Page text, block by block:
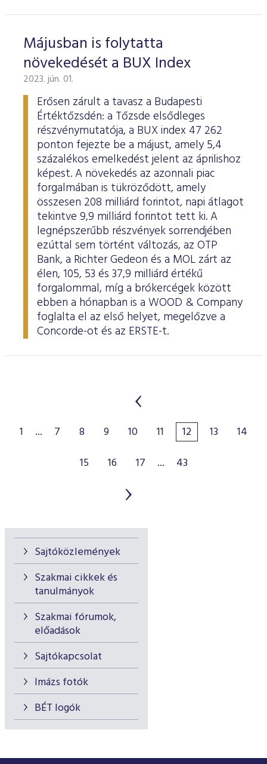
Sajtóközlemények
Szakmai cikkek és
tanulmányok
Szakmai fórumok,
előadások
Sajtókapcsolat
Imázs fotók
BÉT logók
Májusban is folytatta
növekedését a BUX Index
2023. jún. 01.
Erősen zárult a tavasz a Budapesti
Értéktőzsdén: a Tőzsde elsődleges
részvénymutatója, a BUX index 47 262
ponton fejezte be a májust, amely 5,4
százalékos emelkedést jelent az áprilishoz
képest. A növekedés az azonnali piac
forgalmában is tükröződött, amely
összesen 208 milliárd forintot, napi átlagot
tekintve 9,9 milliárd forintot tett ki. A
legnépszerűbb részvények sorrendjében
ezúttal sem történt változás, az OTP
Bank, a Richter Gedeon és a MOL zárt az
élen, 105, 53 és 37,9 milliárd értékű
forgalommal, míg a brókercégek között
ebben a hónapban is a WOOD & Company
foglalta el az első helyet, megelőzve a
Concorde-ot és az ERSTE-t.
1 ... 7 8 9 10 11 12 13
14
15
16 17 ... 43